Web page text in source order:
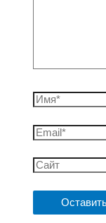
Имя*
Email*
Сайт